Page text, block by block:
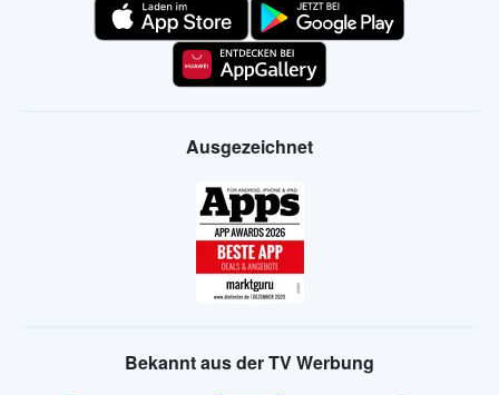
Ausgezeichnet
Bekannt aus der TV Werbung